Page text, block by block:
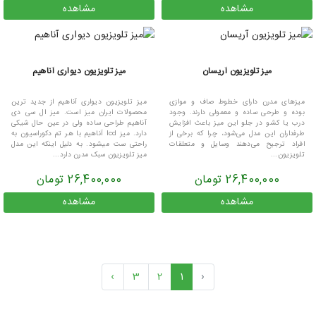
مشاهده مشاهده
میز تلویزیون آریسان
میزهای مدرن دارای خطوط صاف و موازی
بوده و طرحی ساده و معمولی دارند. وجود
درب یا کشو در جلو این میز باعث افزایش
طرفداران این مدل می‌شود، چرا که برخی از
افراد ترجیح می‌دهند وسایل و متعلقات
تلویزیون...
26,400,000 تومان
مشاهده
میز تلویزیون دیواری آناهیم
میز تلویزیون دیواری آناهیم از جدید ترین
محصولات ایران میز است. میز ال سی دی
آناهیم طراحی ساده ولی در عین حال شیکی
دارد. میز lcd آناهیم با هر تم دکوراسیون به
راحتی ست میشود. به دلیل اینکه این مدل
میز تلویزیون سبک مدرن دارد...
26,400,000 تومان
مشاهده
‹
1
2
3
›